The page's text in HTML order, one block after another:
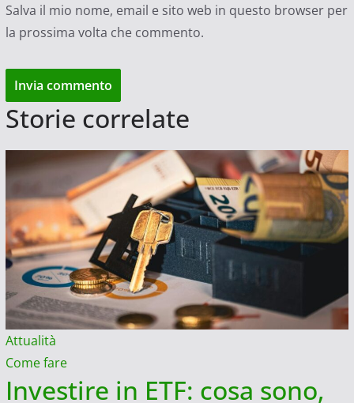
Salva il mio nome, email e sito web in questo browser per
la prossima volta che commento.
Storie correlate
Attualità
Come fare
Investire in ETF: cosa sono,